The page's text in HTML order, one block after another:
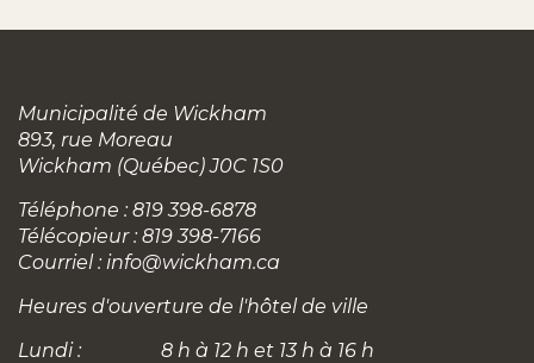
Municipalité de Wickham
893, rue Moreau
Wickham (Québec) J0C 1S0
Téléphone : 819 398-6878
Télécopieur : 819 398-7166
Courriel : info@wickham.ca
Heures d'ouverture de l'hôtel de ville
Lundi :
8 h à 12 h et 13 h à 16 h